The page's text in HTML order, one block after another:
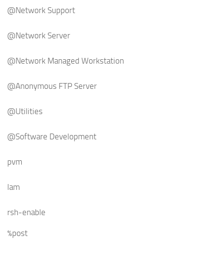
@Network Support
@Network Server
@Network Managed Workstation
@Anonymous FTP Server
@Utilities
@Software Development
pvm
lam
rsh-enable
%post